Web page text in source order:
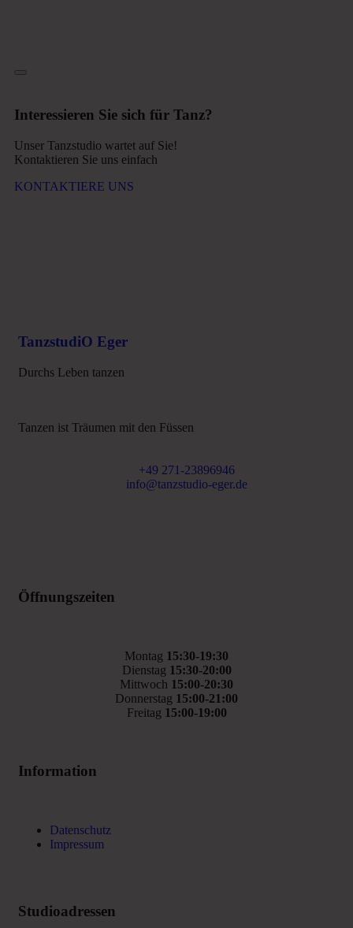
Interessieren Sie sich für Tanz?
Unser Tanzstudio wartet auf Sie!
Kontaktieren Sie uns einfach
KONTAKTIERE UNS
TanzstudiO Eger
Durchs Leben tanzen
Tanzen ist Träumen mit den Füssen
+49 271-23896946
info@tanzstudio-eger.de
Öffnungszeiten
Montag 15:30-19:30
Dienstag 15:30-20:00
Mittwoch 15:00-20:30
Donnerstag 15:00-21:00
Freitag 15:00-19:00
Information
Datenschutz
Impressum
Studioadressen